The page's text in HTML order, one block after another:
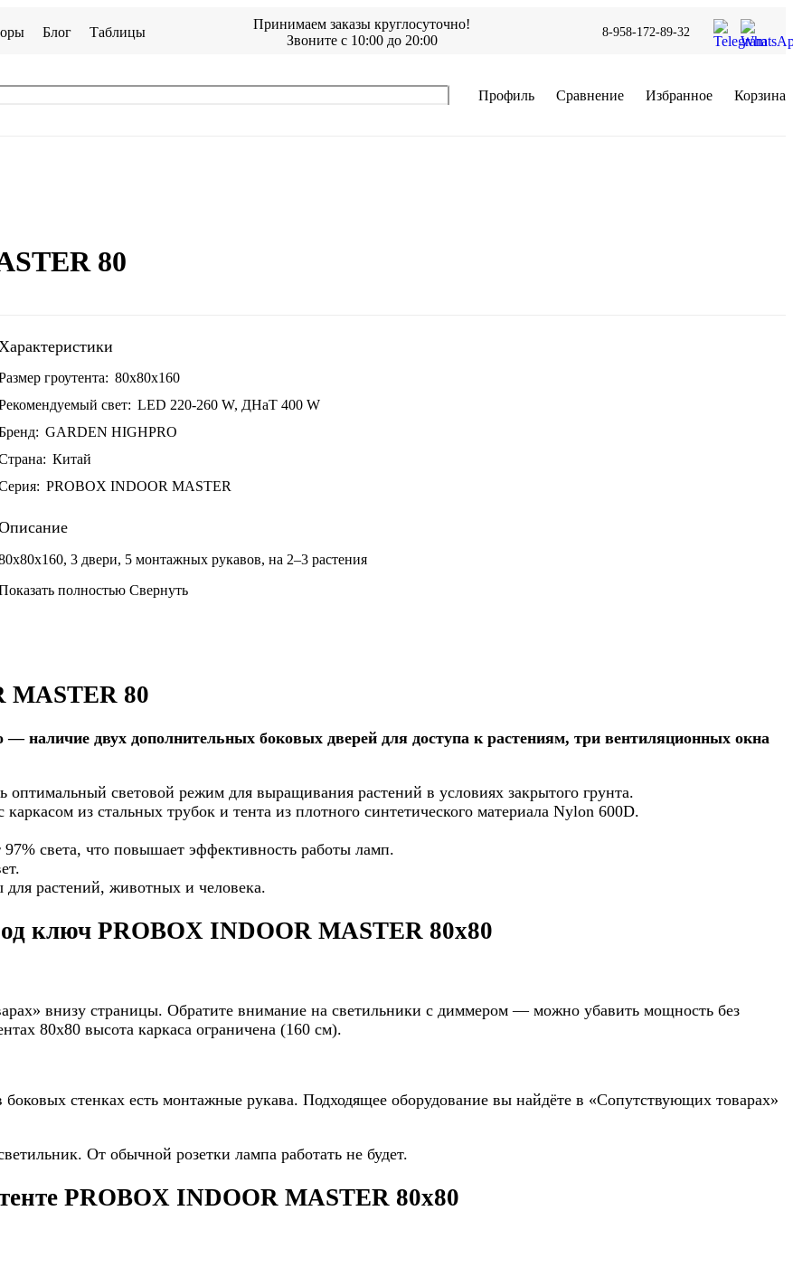
Блог Таблицы
Принимаем заказы круглосуточно!
Звоните с 10:00 до 20:00
8-958-172-89-32
Профиль Сравнение Избранное Корзина
80
гроутента: 80x80x160
свет: LED 220-260 W, ДНаТ 400 W
GARDEN HIGHPRO
Китай
PROBOX INDOOR MASTER
3 двери, 5 монтажных рукавов, на 2–3 растения
полностью Свернуть
MASTER 80
наличие двух дополнительных боковых дверей для доступа к растениям, три вентиляционных окна
оптимальный световой режим для выращивания растений в условиях закрытого грунта.
из стальных трубок и тента из плотного синтетического материала Nylon 600D.
света, что повышает эффективность работы ламп.
растений, животных и человека.
ключ PROBOX INDOOR MASTER 80х80
внизу страницы. Обратите внимание на светильники с диммером — можно убавить мощность без
80х80 высота каркаса ограничена (160 см).
стенках есть монтажные рукава. Подходящее оборудование вы найдёте в «Сопутствующих товарах»
От обычной розетки лампа работать не будет.
PROBOX INDOOR MASTER 80х80